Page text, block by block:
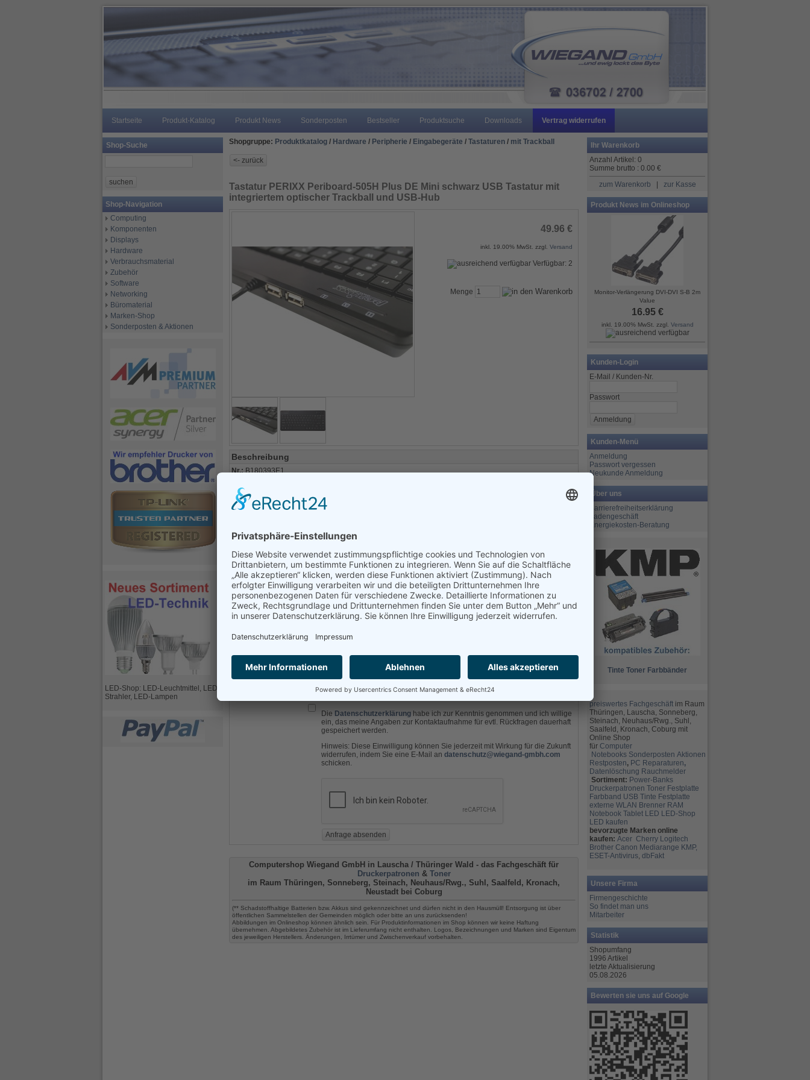
Startseite Produkt-Katalog Produkt News Sonderposten Bestseller Produktsuche Downloads Vertrag widerrufen
Shop-Suche
Shop-Navigation
Computing
Komponenten
Displays
Hardware
Verbrauchsmaterial
Zubehör
Software
Networking
Büromaterial
Marken-Shop
Sonderposten & Aktionen
LED-Shop: LED-Leuchtmittel, LED-
Strahler, LED-Lampen
Shopgruppe: Produktkatalog / Hardware / Peripherie / Eingabegeräte / Tastaturen / mit Trackball
Tastatur PERIXX Periboard-505H Plus DE Mini schwarz USB Tastatur mit
integriertem optischer Trackball und USB-Hub
49.96 €
inkl. 19.00% MwSt. zzgl. Versand
Verfügbar: 2
Menge
Beschreibung
Nr.:B180393E1
integrierter optischer Trackball zur einfachen Steuerung der Mausfunktion
2x USB Ports zum Anschluss weiterer Geräte
Windows kompatibel
Frage zu diesem Artikel
Bitte ausfüllen:
Ihr Name
Die Datenschutzerklärung habe ich zur Kenntnis genommen und ich willige
ein, das meine Angaben zur Kontaktaufnahme für evtl. Rückfragen dauerhaft
gespeichert werden.
Hinweis: Diese Einwilligung können Sie jederzeit mit Wirkung für die Zukunft
widerrufen, indem Sie eine E-Mail an datenschutz@wiegand-gmbh.com
schicken.
Computershop Wiegand GmbH in Lauscha / Thüringer Wald - das Fachgeschäft für
Druckerpatronen & Toner
im Raum Thüringen, Sonneberg, Steinach, Neuhaus/Rwg., Suhl, Saalfeld, Kronach,
Neustadt bei Coburg
(** Schadstoffhaltige Batterien bzw. Akkus sind gekennzeichnet und dürfen nicht in den Hausmüll! Entsorgung ist über
öffentlichen Sammelstellen der Gemeinden möglich oder bitte an uns zurücksenden!
Abbildungen im Onlineshop können ähnlich sein. Für Produktinformationen im Shop können wir keine Haftung
übernehmen. Abgebildetes Zubehör ist im Lieferumfang nicht enthalten. Logos, Bezeichnungen und Marken sind Eigentum
des jeweiligen Herstellers. Änderungen, Irrtümer und Zwischenverkauf vorbehalten.
Ihr Warenkorb
Anzahl Artikel: 0
Summe brutto : 0.00 €
zum Warenkorb
zur Kasse
Produkt News im Onlineshop
Monitor-Verlängerung DVI-DVI S-B 2m
Value
16.95 €
inkl. 19.00% MwSt. zzgl. Versand
Kunden-Login
E-Mail / Kunden-Nr.
Passwort
Kunden-Menü
Anmeldung
Passwort vergessen
Neukunde Anmeldung
Über uns
Barrierefreiheitserklärung
Ladengeschäft
Energiekosten-Beratung
Tinte Toner Farbbänder
preiswertes Fachgeschäft im Raum
Thüringen, Lauscha, Sonneberg,
Steinach, Neuhaus/Rwg., Suhl,
Saalfeld, Kronach, Coburg mit
Online Shop
für Computer
Notebooks Sonderposten Aktionen
Restposten, PC Reparaturen,
Datenlöschung Rauchmelder
Sortiment: Power-Banks
Druckerpatronen Toner Festplatte
Farbband USB Tinte Festplatte
externe WLAN Brenner RAM
Notebook Tablet LED LED-Shop
LED kaufen
bevorzugte Marken online
kaufen: Acer Cherry Logitech
Brother Canon Mediarange KMP,
ESET-Antivirus, dbFakt
Unsere Firma
Firmengeschichte
So findet man uns
Mitarbeiter
Statistik
Shopumfang
1996 Artikel
letzte Aktualisierung
05.08.2026
Bewerten sie uns auf Google